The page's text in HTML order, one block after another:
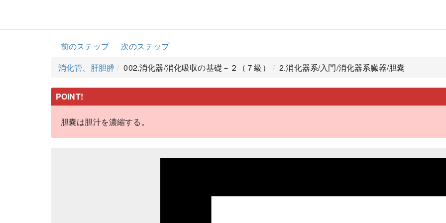
前のステップ
次のステップ
消化管、肝胆膵
002.消化器/消化吸収の基礎－２（７級） 2.消化器系/入門/消化器系臓器/胆嚢
POINT!
胆嚢は胆汁を濃縮する。